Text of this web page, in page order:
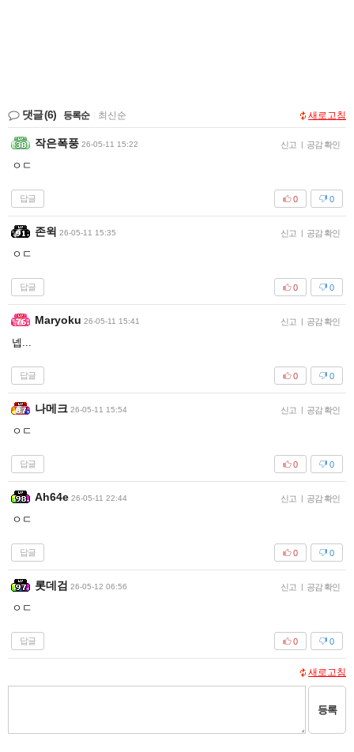
댓글(6) 등록순 최신순 새로고침
작은폭풍 26-05-11 15:22 신고 | 공감 확인
ㅇㄷ
답글 0
0
존윅 26-05-11 15:35 신고 | 공감 확인
ㅇㄷ
답글 0
0
Maryoku 26-05-11 15:41 신고 | 공감 확인
넵...
답글 0
0
나메크 26-05-11 15:54 신고 | 공감 확인
ㅇㄷ
답글 0
0
Ah64e 26-05-11 22:44 신고 | 공감 확인
ㅇㄷ
답글 0
0
롯데검 26-05-12 06:56 신고 | 공감 확인
ㅇㄷ
답글 0
0
새로고침
등록